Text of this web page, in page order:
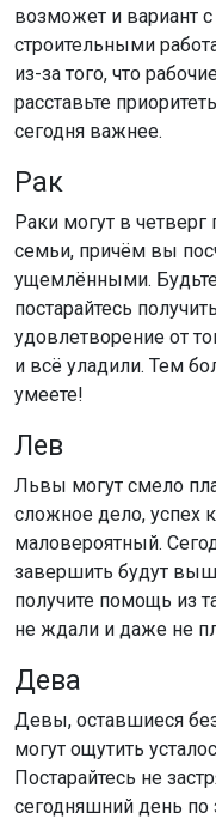
возможет и вариант
строительными
из-за того, что
расставьте
сегодня важнее.
Рак
Раки могут в четверг
семьи, причём вы
ущемлёнными.
постарайтесь
удовлетворение от
и всё уладили. Тем
умеете!
Лев
Львы могут смело
сложное дело, успех
маловероятный.
завершить будут
получите помощь из
не ждали и даже не
Дева
Девы, оставшиеся
могут ощутить
Постарайтесь не
сегодняшний день по